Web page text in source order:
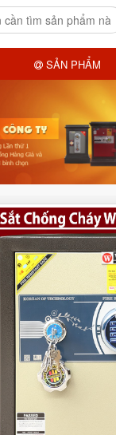
SẢN PHẨM